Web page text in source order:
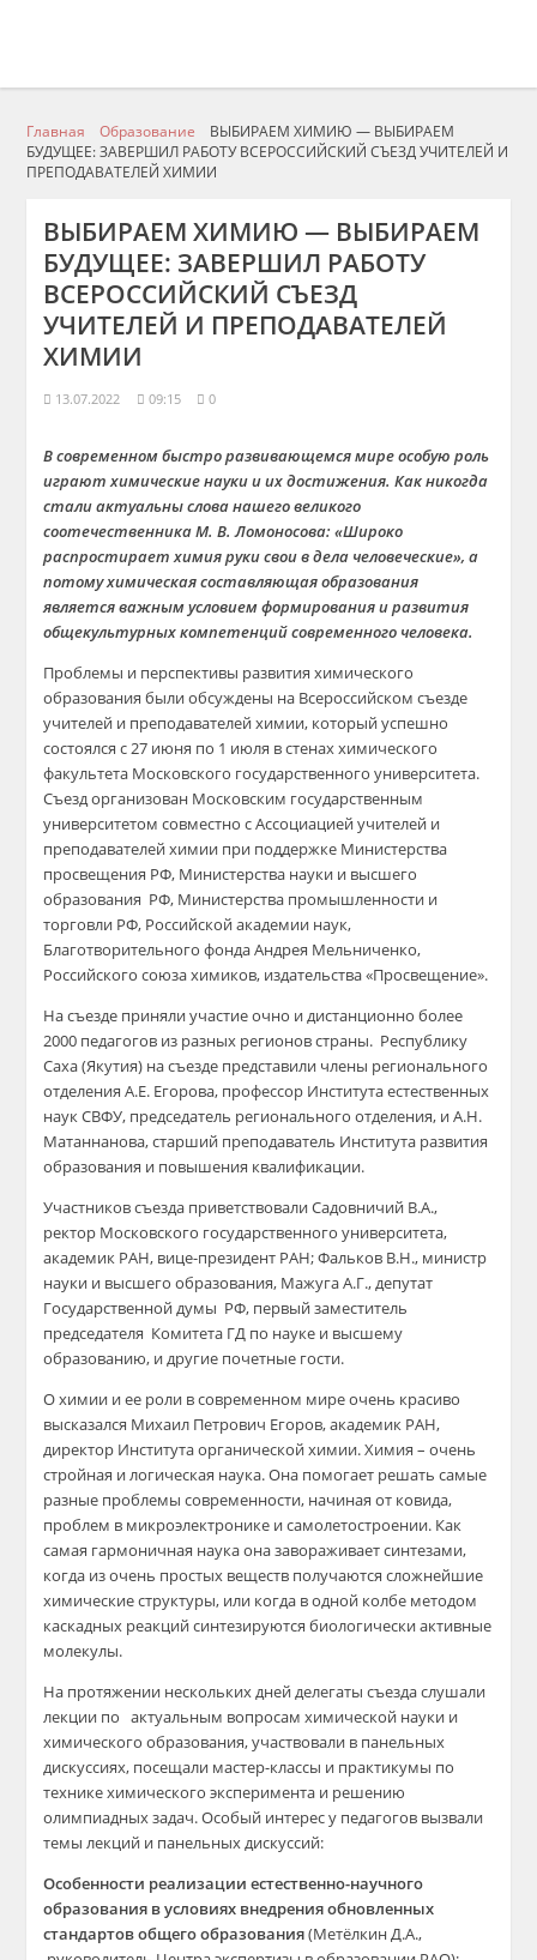
Главная Образование
ВЫБИРАЕМ ХИМИЮ — ВЫБИРАЕМ
БУДУЩЕЕ: ЗАВЕРШИЛ РАБОТУ ВСЕРОССИЙСКИЙ СЪЕЗД УЧИТЕЛЕЙ И
ПРЕПОДАВАТЕЛЕЙ ХИМИИ
ВЫБИРАЕМ ХИМИЮ — ВЫБИРАЕМ
БУДУЩЕЕ: ЗАВЕРШИЛ РАБОТУ
ВСЕРОССИЙСКИЙ СЪЕЗД
УЧИТЕЛЕЙ И ПРЕПОДАВАТЕЛЕЙ
ХИМИИ
13.07.2022 09:15 0
В современном быстро развивающемся мире особую роль
играют химические науки и их достижения. Как никогда
стали актуальны слова нашего великого
соотечественника М. В. Ломоносова: «Широко
распростирает химия руки свои в дела человеческие», а
потому химическая составляющая образования
является важным условием формирования и развития
общекультурных компетенций современного человека.
Проблемы и перспективы развития химического
образования были обсуждены на Всероссийском съезде
учителей и преподавателей химии, который успешно
состоялся с 27 июня по 1 июля в стенах химического
факультета Московского государственного университета.
Съезд организован Московским государственным
университетом совместно с Ассоциацией учителей и
преподавателей химии при поддержке Министерства
просвещения РФ, Министерства науки и высшего
образования РФ, Министерства промышленности и
торговли РФ, Российской академии наук,
Благотворительного фонда Андрея Мельниченко,
Российского союза химиков, издательства «Просвещение».
На съезде приняли участие очно и дистанционно более
2000 педагогов из разных регионов страны. Республику
Саха (Якутия) на съезде представили члены регионального
отделения А.Е. Егорова, профессор Института естественных
наук СВФУ, председатель регионального отделения, и А.Н.
Матаннанова, старший преподаватель Института развития
образования и повышения квалификации.
Участников съезда приветствовали Садовничий В.А.,
ректор Московского государственного университета,
академик РАН, вице-президент РАН; Фальков В.Н., министр
науки и высшего образования, Мажуга А.Г., депутат
Государственной думы РФ, первый заместитель
председателя Комитета ГД по науке и высшему
образованию, и другие почетные гости.
О химии и ее роли в современном мире очень красиво
высказался Михаил Петрович Егоров, академик РАН,
директор Института органической химии. Химия – очень
стройная и логическая наука. Она помогает решать самые
разные проблемы современности, начиная от ковида,
проблем в микроэлектронике и самолетостроении. Как
самая гармоничная наука она завораживает синтезами,
когда из очень простых веществ получаются сложнейшие
химические структуры, или когда в одной колбе методом
каскадных реакций синтезируются биологически активные
молекулы.
На протяжении нескольких дней делегаты съезда слушали
лекции по актуальным вопросам химической науки и
химического образования, участвовали в панельных
дискуссиях, посещали мастер-классы и практикумы по
технике химического эксперимента и решению
олимпиадных задач. Особый интерес у педагогов вызвали
темы лекций и панельных дискуссий:
Особенности реализации естественно-научного
образования в условиях внедрения обновленных
стандартов общего образования(Метёлкин Д.А.,